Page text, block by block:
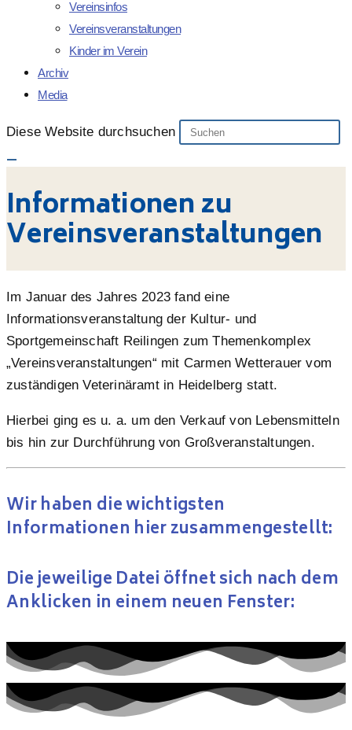
Vereinsinfos
Vereinsveranstaltungen
Kinder im Verein
Archiv
Media
Diese Website durchsuchen
Informationen zu
Vereinsveranstaltungen
Im Januar des Jahres 2023 fand eine
Informationsveranstaltung der Kultur- und
Sportgemeinschaft Reilingen zum Themenkomplex
„Vereinsveranstaltungen“ mit Carmen Wetterauer vom
zuständigen Veterinäramt in Heidelberg statt.
Hierbei ging es u. a. um den Verkauf von Lebensmitteln
bis hin zur Durchführung von Großveranstaltungen.
Wir haben die wichtigsten
Informationen hier zusammengestellt:
Die jeweilige Datei öffnet sich nach dem
Anklicken in einem neuen Fenster: